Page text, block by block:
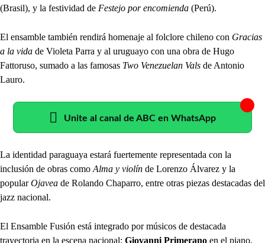
(Brasil), y la festividad de Festejo por encomienda (Perú).
El ensamble también rendirá homenaje al folclore chileno con Gracias
a la vida de Violeta Parra y al uruguayo con una obra de Hugo
Fattoruso, sumado a las famosas Two Venezuelan Vals de Antonio
Lauro.
Unite al canal de ABC en WhatsApp
La identidad paraguaya estará fuertemente representada con la
inclusión de obras como Alma y violín de Lorenzo Álvarez y la
popularOjavea de Rolando Chaparro, entre otras piezas destacadas del
jazz nacional.
El Ensamble Fusión está integrado por músicos de destacada
trayectoria en la escena nacional: Giovanni Primerano en el piano,